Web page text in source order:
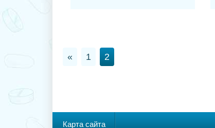
« 1 2
Карта сайта